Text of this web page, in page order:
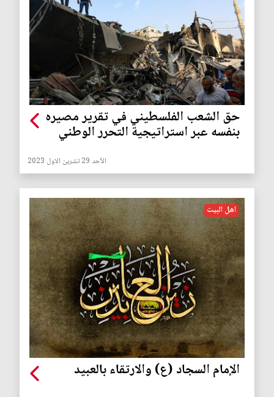
حق الشعب الفلسطيني في تقرير مصيره
بنفسه عبر استراتيجية التحرر الوطني
الأحد 29 تشرين الاول 2023
اهل البيت
الإمام السجاد (ع) والارتقاء بالعبيد